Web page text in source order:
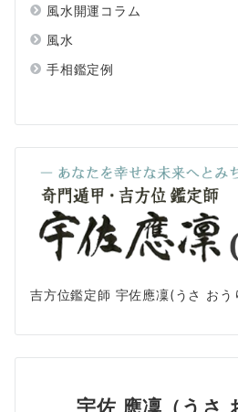
風水開運コラム
風水
手相鑑定例
吉方位鑑定師 宇佐應凜(うさ おう
宇佐 應凜（うさ